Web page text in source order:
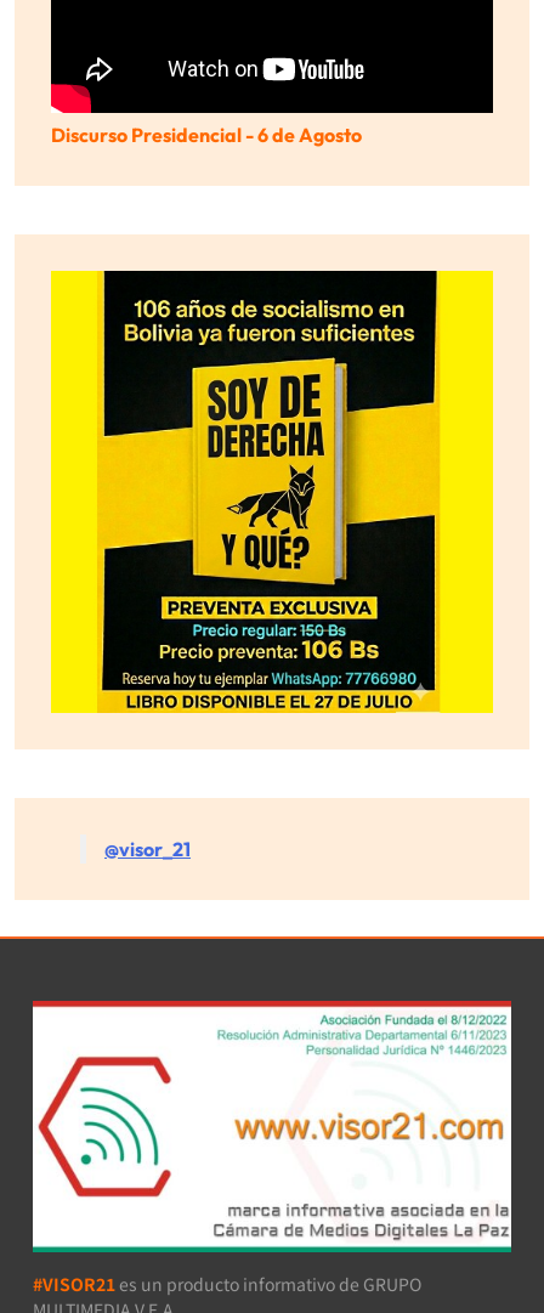
Discurso Presidencial - 6 de Agosto
@visor_21
#VISOR21 es un producto informativo de GRUPO